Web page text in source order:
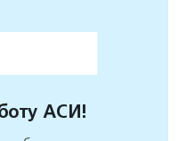
АСИ!